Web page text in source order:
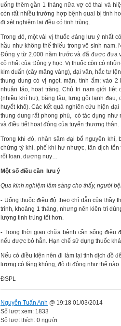
uống thêm gần 1 tháng nữa vợ có thai và
còn rất nhiều trường hợp bệnh quai bị tinh
đi xét nghiệm lại đều có tinh trùng.
Trong đó, một vài vị thuốc đáng lưu ý nhất
hầu như không thể thiếu trong vô sinh
Đông y từ 2.000 năm trước và đã được đưa
cổ nhất của Đông y học. Vị thuốc còn có
kim duẩn (cây măng vàng), đại vân, hắc tư
thung dung có vị ngọt, mặn, tính ấm; vào
nhuận táo, hoạt tràng. Chủ trị nam giới
(nhiều khí hư), băng lậu, lưng gối lạnh đau,
huyết khô). Các kết quả nghiên cứu hiện
thung dung rất phong phú, có tác dụng như
và điều tiết hoạt động của tuyến thượng thận.
Trong khi đó, nhân sâm đại bổ nguyên khí,
chứng tỳ khí, phế khí hư nhược, tân dịch
rối loạn, dương nuy…
Một số điều cần lưu ý
Qua kinh nghiệm lâm sàng cho thấy, người
- Uống thuốc điều độ theo chỉ dẫn của thầy
trình, khoảng 1 tháng, nhưng nên kiên trì
lượng tinh trùng tốt hơn.
- Trong thời gian chữa bệnh cần sống điều
nếu được bỏ hẳn. Hạn chế sử dụng thuốc
Nếu có điều kiện nên đi làm lại tinh dịch đồ
lượng có tăng không, độ di động như thế
ĐSPL
Nguyễn Tuấn Anh @ 19:18 01/03/2014
Số lượt xem: 1833
Số lượt thích: 0 người